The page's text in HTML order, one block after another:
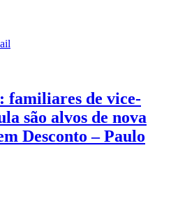
familiares de vice-
são alvos de nova
Desconto – Paulo